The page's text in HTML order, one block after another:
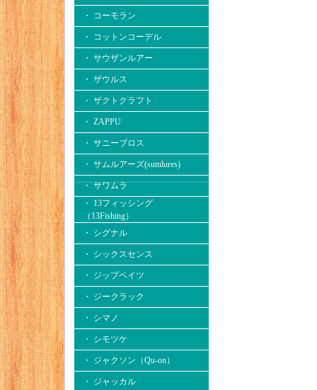
・ コーモラン
・ コットンコーデル
・ サウザンルアー
・ ザウルス
・ ザクトクラフト
・ ZAPPU
・ サニーブロス
・ サムルアーズ(sumlures)
・ サワムラ
・ 13フィッシング
（13Fishing）
・ シグナル
・ シックスセンス
・ ジップベイツ
・ ジークラック
・ シマノ
・ シモツケ
・ ジャクソン（Qu-on）
・ ジャッカル